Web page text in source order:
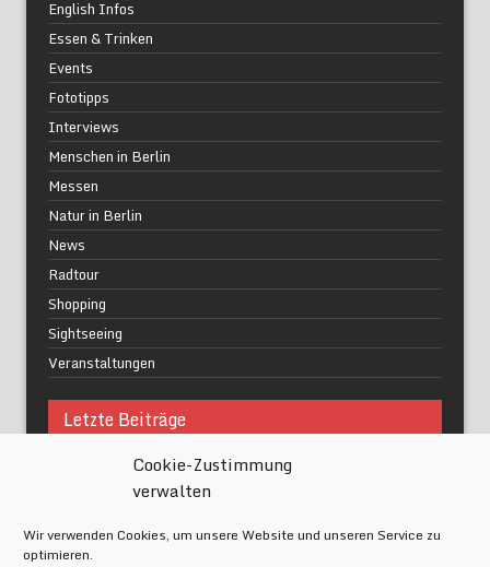
Cookie-Zustimmung
verwalten
Wir verwenden Cookies, um unsere Website und unseren Service zu
optimieren.
English Infos
Essen & Trinken
Events
Fototipps
Interviews
Menschen in Berlin
Messen
Natur in Berlin
News
Radtour
Shopping
Sightseeing
Veranstaltungen
Letzte Beiträge
Was macht urbane Lebensqualität wirklich aus?
Grüne Oasen in Berlin
Festival of Lights Berlin 2024
Gesund schlafen im modernen Alltag